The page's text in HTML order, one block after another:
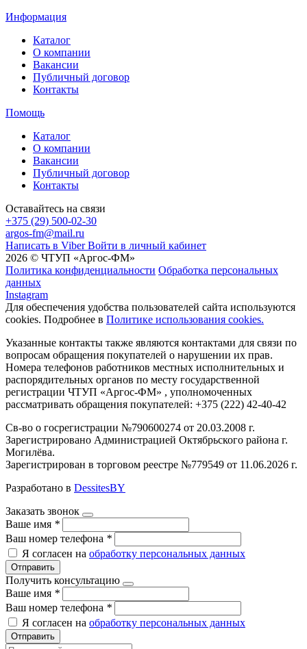
Информация
Каталог
О компании
Вакансии
Публичный договор
Контакты
Помощь
Каталог
О компании
Вакансии
Публичный договор
Контакты
Оставайтесь на связи
+375 (29) 500-02-30
argos-fm@mail.ru
Написать в Viber Войти в личный кабинет
2026 © ЧТУП «Аргос-ФМ»
Политика конфиденциальности Обработка персональных
данных
Instagram
Для обеспечения удобства пользователей сайта используются
cookies. Подробнее в Политике использования cookies.
Указанные контакты также являются контактами для связи по
вопросам обращения покупателей о нарушении их прав.
Номера телефонов работников местных исполнительных и
распорядительных органов по месту государственной
регистрации ЧТУП «Аргос-ФМ» , уполномоченных
рассматривать обращения покупателей: +375 (222) 42-40-42
Св-во о госрегистрации №790600274 от 20.03.2008 г.
Зарегистрировано Администрацией Октябрьского района г.
Могилёва.
Зарегистрирован в торговом реестре №779549 от 11.06.2026 г.
Разработано в DessitesBY
Заказать звонок
Ваше имя *
Ваш номер телефона *
Я согласен на обработку персональных данных
Отправить
Получить консультацию
Ваше имя *
Ваш номер телефона *
Я согласен на обработку персональных данных
Отправить